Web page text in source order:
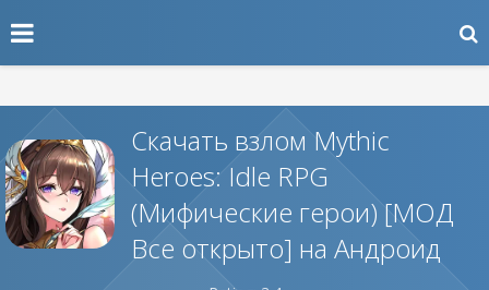
Скачать взлом Mythic
Heroes: Idle RPG
(Мифические герои) [МОД
Все открыто] на Андроид